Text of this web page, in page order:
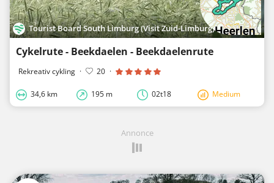
Tourist Board South Limburg (Visit Zuid-Limburg)
Cykelrute - Beekdaelen - Beekdaelenrute
Rekreativ cykling · 20 ·
34,6 km 195 m 02t18 Medium
Annonce